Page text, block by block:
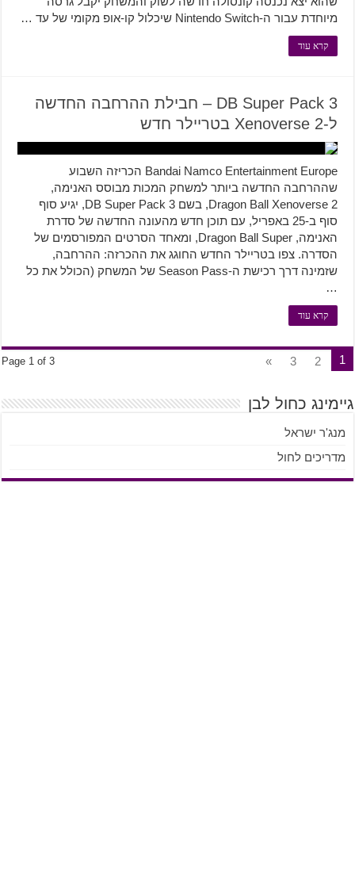
מיוחדת עבור ה-Nintendo Switch שיכלול קו-אופ מקומי של עד …
קרא עוד
DB Super Pack 3 – חבילת ההרחבה החדשה
ל-Xenoverse 2 בטריילר חדש
Bandai Namco Entertainment Europe הכריזה השבוע
שההרחבה החדשה ביותר למשחק המכות מבוסס האנימה,
Dragon Ball Xenoverse 2, בשם DB Super Pack 3, יגיע סוף
סוף ב-25 באפריל, עם תוכן חדש מהעונה החדשה של סדרת
האנימה, Dragon Ball Super, ומאחד הסרטים המפורסמים של
הסדרה. צפו בטריילר החדש החוגג את ההכרזה: ההרחבה,
שזמינה דרך רכישת ה-Season Pass של המשחק (הכולל את כל
…
קרא עוד
Page 1 of 3 1
2
3
»
גיימינג כחול לבן
מנג'ר ישראל
מדריכים לחול